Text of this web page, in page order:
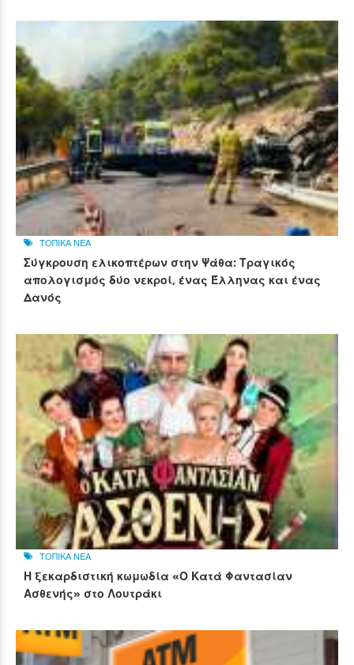
ΤΟΠΙΚΑ ΝΕΑ
Σύγκρουση ελικοπτέρων στην Ψάθα: Τραγικός
απολογισμός δύο νεκροί, ένας Έλληνας και ένας
Δανός
ΤΟΠΙΚΑ ΝΕΑ
Η ξεκαρδιστική κωμωδία «Ο Κατά Φαντασίαν
Ασθενής» στο Λουτράκι